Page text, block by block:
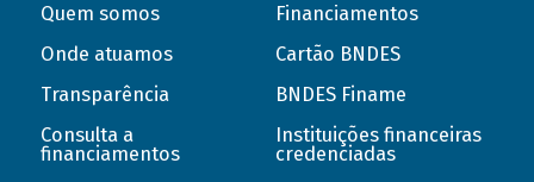
Quem somos
Onde atuamos
Transparência
Consulta a
financiamentos
Financiamentos
Cartão BNDES
BNDES Finame
Instituições financeiras
credenciadas